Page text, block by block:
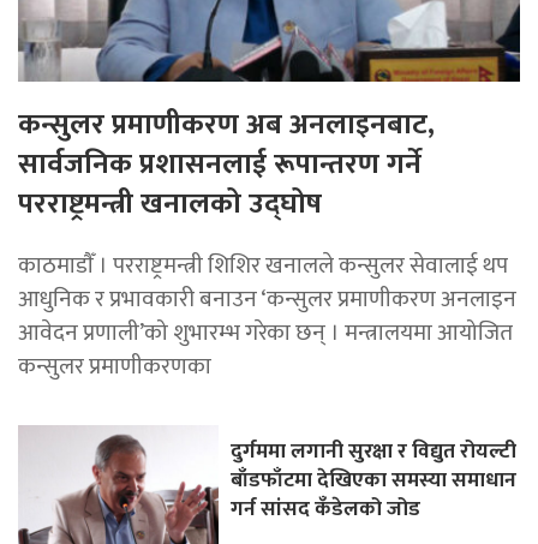
कन्सुलर प्रमाणीकरण अब अनलाइनबाट,
सार्वजनिक प्रशासनलाई रूपान्तरण गर्ने
परराष्ट्रमन्त्री खनालको उद्घोष
काठमाडाैँ । परराष्ट्रमन्त्री शिशिर खनालले कन्सुलर सेवालाई थप
आधुनिक र प्रभावकारी बनाउन ‘कन्सुलर प्रमाणीकरण अनलाइन
आवेदन प्रणाली’को शुभारम्भ गरेका छन् । मन्त्रालयमा आयोजित
कन्सुलर प्रमाणीकरणका
दुर्गममा लगानी सुरक्षा र विद्युत रोयल्टी
बाँडफाँटमा देखिएका समस्या समाधान
गर्न सांसद कँडेलको जोड